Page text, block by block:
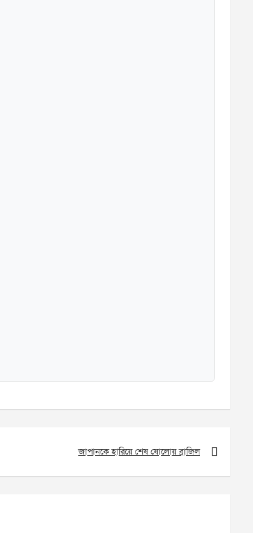
জাপানকে হারিয়ে শেষ ষোলোয় ব্রাজিল